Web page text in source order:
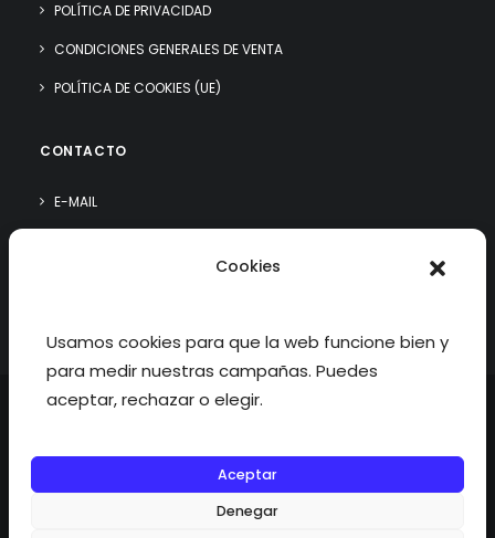
Cookies
Usamos cookies para que la web funcione bien y
para medir nuestras campañas. Puedes
aceptar, rechazar o elegir.
Aceptar
Denegar
POLÍTICA DE PRIVACIDAD
CONDICIONES GENERALES DE VENTA
POLÍTICA DE COOKIES (UE)
CONTACTO
E-MAIL
©2026 fisioterapiatualcance todos los derechos reservados.